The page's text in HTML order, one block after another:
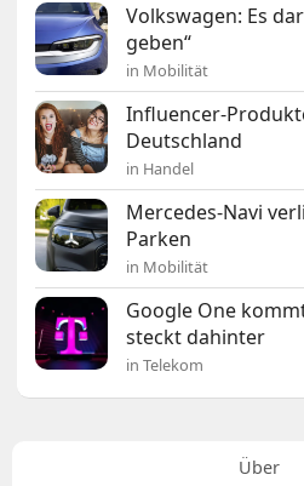
Volkswagen: Es
geben“
in Mobilität
Influencer-
Deutschland
in Handel
Mercedes-Navi
Parken
in Mobilität
Google One
steckt dahinter
in Telekom
Über